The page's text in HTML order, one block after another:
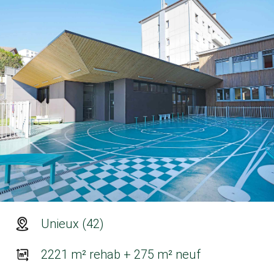
Unieux (42)
2221 m² rehab + 275 m² neuf